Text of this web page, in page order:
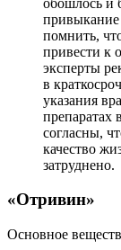
привыкание
помнить,
привести к
эксперты
в
указания
препаратах
согласны,
качество
затруднено.
«Отривин»
Основное